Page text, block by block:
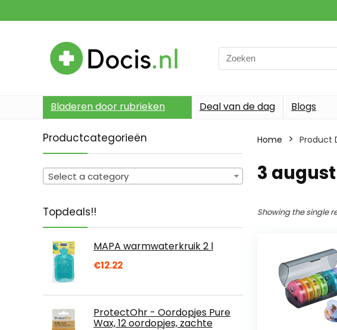
Search
for:
Bladeren door rubrieken Deal van de dag Blogs
Productcategorieën
Select a category
Topdeals!!
MAPA warmwaterkruik 2 l
€12.22
ProtectOhr - Oordopjes Pure
Wax, 12 oordopjes, zachte
Home Product
3
Showing the single